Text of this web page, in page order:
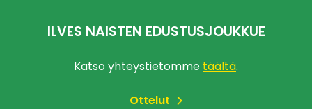
ILVES NAISTEN EDUSTUSJOUKKUE
Katso yhteystietomme täältä.
Ottelut